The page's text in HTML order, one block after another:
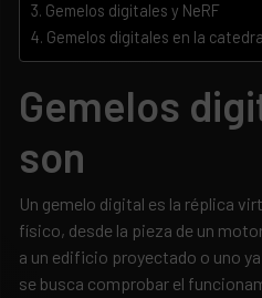
Gemelos digitales y NeRF
Gemelos digitales en la
Gemelos
son
Un gemelo digital es la réplica
físico, desde la pieza de un
a un edificio proyectado o uno
se busca comprobar el